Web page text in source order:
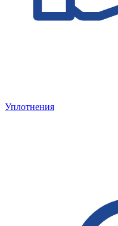
Уплотнения